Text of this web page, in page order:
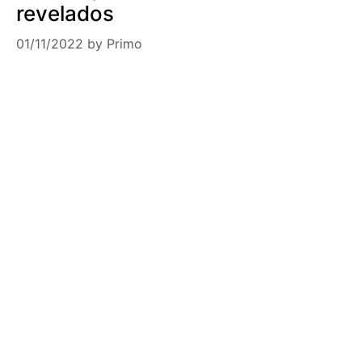
revelados
01/11/2022 by Primo